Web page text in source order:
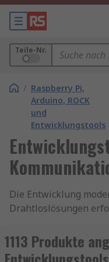
Teile-Nr.
/ Raspberry Pi,
Arduino, ROCK
und
Entwicklungstools
Die Entwicklung
Drahtloslösungen
Softwareintegration
hochwertigen
1113 Produkte